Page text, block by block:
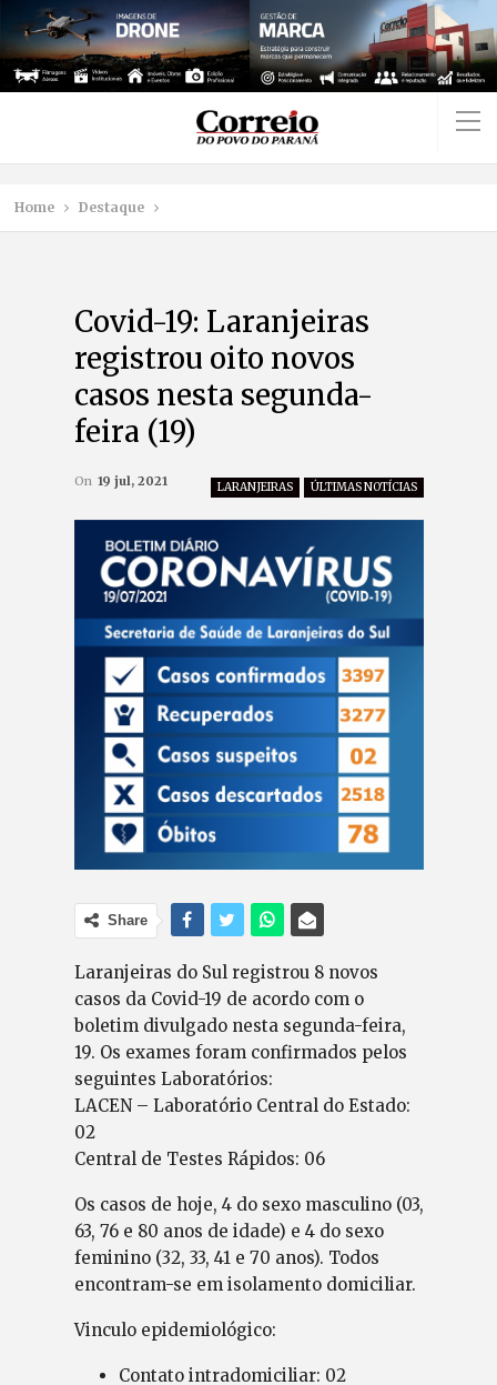
Home Destaque
Covid-19: Laranjeiras
registrou oito novos
casos nesta segunda-
feira (19)
LARANJEIRAS ÚLTIMAS NOTÍCIAS
On 19 jul, 2021
Share
Laranjeiras do Sul registrou 8 novos
casos da Covid-19 de acordo com o
boletim divulgado nesta segunda-feira,
19. Os exames foram confirmados pelos
seguintes Laboratórios:
LACEN – Laboratório Central do Estado:
02
Central de Testes Rápidos: 06
Os casos de hoje, 4 do sexo masculino (03,
63, 76 e 80 anos de idade) e 4 do sexo
feminino (32, 33, 41 e 70 anos). Todos
encontram-se em isolamento domiciliar.
Vinculo epidemiológico:
Contato intradomiciliar: 02